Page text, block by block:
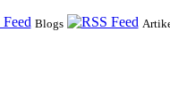
Blogs